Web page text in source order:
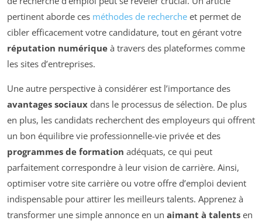
pertinent aborde ces méthodes de recherche et permet de
cibler efficacement votre candidature, tout en gérant votre
réputation numérique à travers des plateformes comme
les sites d’entreprises.
Une autre perspective à considérer est l’importance des
avantages sociaux dans le processus de sélection. De plus
en plus, les candidats recherchent des employeurs qui offrent
un bon équilibre vie professionnelle-vie privée et des
programmes de formation adéquats, ce qui peut
parfaitement correspondre à leur vision de carrière. Ainsi,
optimiser votre site carrière ou votre offre d’emploi devient
indispensable pour attirer les meilleurs talents. Apprenez à
transformer une simple annonce en un aimant à talents en